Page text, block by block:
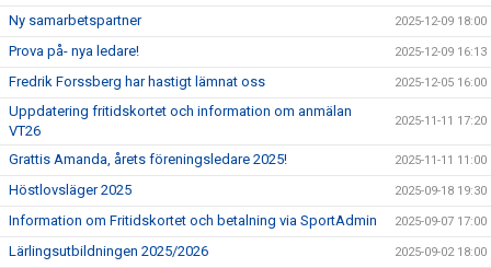
Ny samarbetspartner 2025-12-09 18:00
Prova på- nya ledare! 2025-12-09 16:13
Fredrik Forssberg har hastigt lämnat oss 2025-12-05 16:00
Uppdatering fritidskortet och information om anmälan
VT26
2025-11-11 17:20
Grattis Amanda, årets föreningsledare 2025! 2025-11-11 11:00
Höstlovsläger 2025 2025-09-18 19:30
Information om Fritidskortet och betalning via SportAdmin 2025-09-07 17:00
Lärlingsutbildningen 2025/2026 2025-09-02 18:00